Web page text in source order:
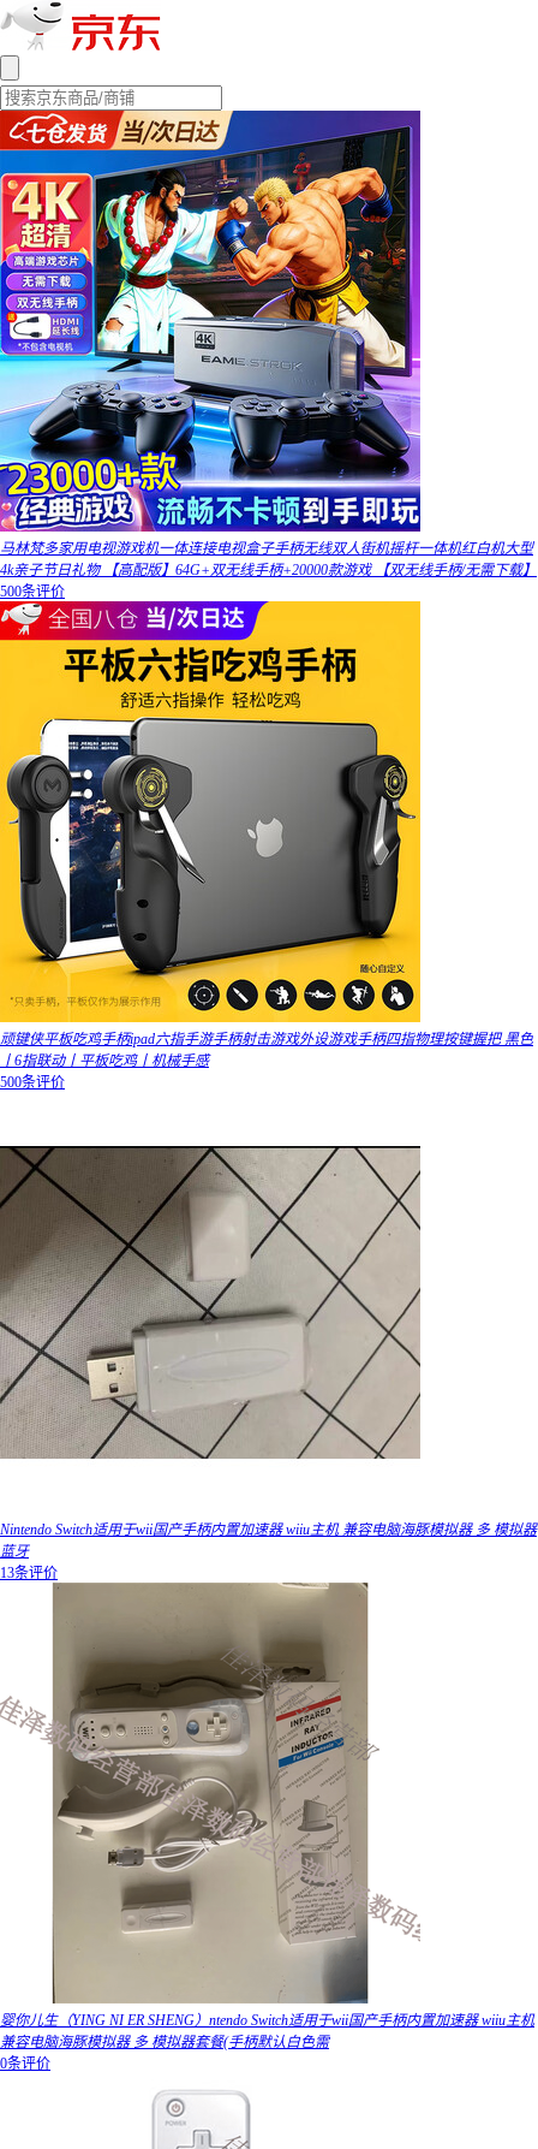
马林梵多家用电视游戏机一体连接电视盒子手柄无线双人街机摇杆一体机红白机大型
4k亲子节日礼物 【高配版】64G+双无线手柄+20000款游戏 【双无线手柄/无需下载】
500条评价
顽键侠平板吃鸡手柄ipad六指手游手柄射击游戏外设游戏手柄四指物理按键握把 黑色
丨6指联动丨平板吃鸡丨机械手感
500条评价
Nintendo Switch适用于wii国产手柄内置加速器 wiiu主机 兼容电脑海豚模拟器 多 模拟器
蓝牙
13条评价
婴你儿生（YING NI ER SHENG）ntendo Switch适用于wii国产手柄内置加速器 wiiu主机
兼容电脑海豚模拟器 多 模拟器套餐(手柄默认白色需
0条评价